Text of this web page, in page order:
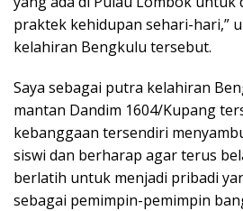
praktek kehidupan sehari-hari,”
kelahiran Bengkulu tersebut.
Saya sebagai putra kelahiran
mantan Dandim 1604/Kupang
kebanggaan tersendiri
siswi dan berharap agar terus
berlatih untuk menjadi pribadi
sebagai pemimpin-pemimpin